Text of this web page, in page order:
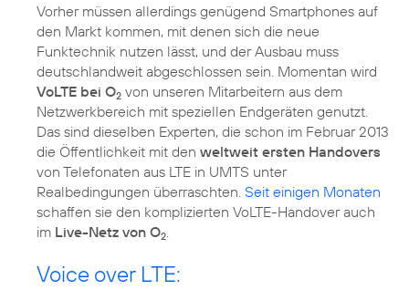
Vorher müssen allerdings genügend Smartphones auf
den Markt kommen, mit denen sich die neue
Funktechnik nutzen lässt, und der Ausbau muss
deutschlandweit abgeschlossen sein. Momentan wird
VoLTE bei O2 von unseren Mitarbeitern aus dem
Netzwerkbereich mit speziellen Endgeräten genutzt.
Das sind dieselben Experten, die schon im Februar 2013
die Öffentlichkeit mit den weltweit ersten Handovers
von Telefonaten aus LTE in UMTS unter
Realbedingungen überraschten. Seit einigen Monaten
schaffen sie den komplizierten VoLTE-Handover auch
im Live-Netz von O2
Voice over LTE: